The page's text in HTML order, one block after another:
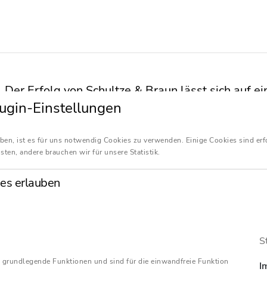
Der Erfolg von Schultze & Braun lässt sich auf
spezifischen Arbeitsweise der Kanzlei
Rechtsanwälten und Steuerberatern in
Mitarbeiter an 27 Standorten europaweit. Der
ganzheitlichen und fachübergreifenden
Unternehmen befindet. Aus unserer
Einstellungen
ist es für uns notwendig Cookies zu verwenden. Einige Cookies sind
andere brauchen wir für unsere Statistik.
erlauben
Funktionen und sind für die einwandfreie Funktion